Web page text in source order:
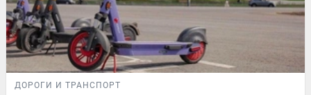
ДОРОГИ И ТРАНСПОРТ